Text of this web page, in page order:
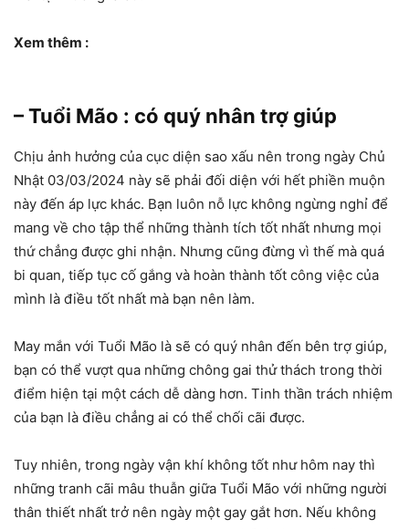
Xem thêm :
– Tuổi Mão : có quý nhân trợ giúp
Chịu ảnh hưởng của cục diện sao xấu nên trong ngày Chủ
Nhật 03/03/2024 này sẽ phải đối diện với hết phiền muộn
này đến áp lực khác. Bạn luôn nỗ lực không ngừng nghỉ để
mang về cho tập thể những thành tích tốt nhất nhưng mọi
thứ chẳng được ghi nhận. Nhưng cũng đừng vì thế mà quá
bi quan, tiếp tục cố gắng và hoàn thành tốt công việc của
mình là điều tốt nhất mà bạn nên làm.
May mắn với Tuổi Mão là sẽ có quý nhân đến bên trợ giúp,
bạn có thể vượt qua những chông gai thử thách trong thời
điểm hiện tại một cách dễ dàng hơn. Tinh thần trách nhiệm
của bạn là điều chẳng ai có thể chối cãi được.
Tuy nhiên, trong ngày vận khí không tốt như hôm nay thì
những tranh cãi mâu thuẫn giữa Tuổi Mão với những người
thân thiết nhất trở nên ngày một gay gắt hơn. Nếu không